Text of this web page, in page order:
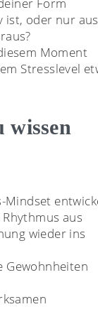
oder nur aus
Moment
Stresslevel
wissen
Mindset
aus
wieder ins
Gewohnheiten